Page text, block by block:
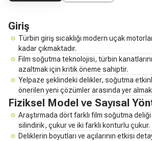
Giriş
Türbin giriş sıcaklığı modern uçak
kadar çıkmaktadır.
Film soğutma teknolojisi, türbin
azaltmak için kritik öneme sahiptir.
Yelpaze şeklindeki delikler, soğutma
önerilen yeni çözümler arasında yer
Fiziksel Model ve Sayısal
Araştırmada dört farklı film soğutma
silindirik, çukur ve iki farklı konturlu çukur.
Deliklerin boyutları ve açılarının etkisi